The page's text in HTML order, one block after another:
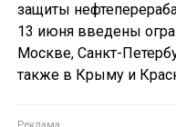
защиты
13 июня введены
Москве, Санкт-
также в Крыму и